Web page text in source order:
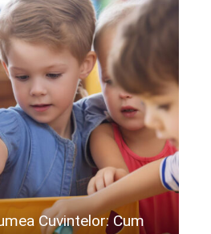
Cuvintelor: Cum